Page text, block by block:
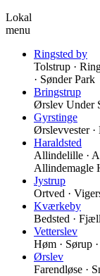
Lokal
menu
Ringsted by
Tolstrup ·
· Sønder Park
Bringstrup
Ørslev Under
Gyrstinge
Ørslevvester ·
Haraldsted
Allindelille ·
Allindemagle
Jystrup
Ortved ·
Kværkeby
Bedsted ·
Vetterslev
Høm · Sørup
Ørslev
Farendløse ·